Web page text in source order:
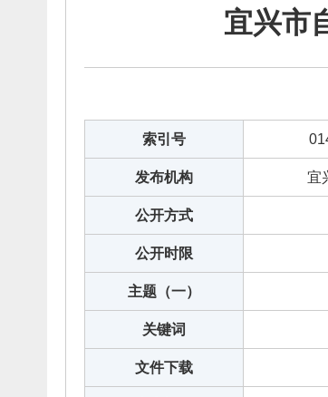
宜兴市
索引号
发布机构 宜
公开方式
公开时限
主题（一）
关键词
文件下载